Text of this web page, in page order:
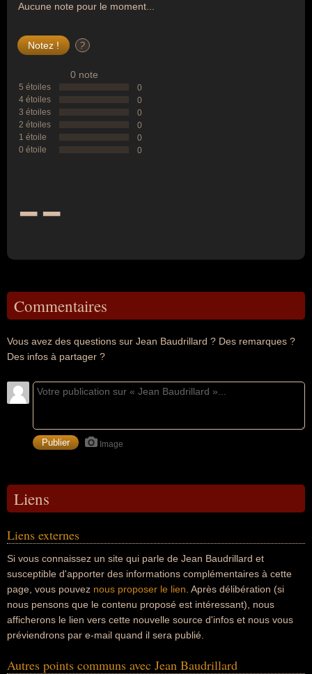
Aucune note pour le moment...
?
0 note
5 étoiles
0
4 étoiles
0
3 étoiles
0
2 étoiles
0
1 étoile
0
0 étoile
0
--
Commentaires
Vous avez des questions sur Jean Baudrillard ? Des remarques ?
Des infos à partager ?
Image
Liens
Liens externes
Si vous connaissez un site qui parle de Jean Baudrillard et
susceptible d'apporter des informations complémentaires à cette
page, vous pouvez nous proposer le lien . Après délibération (si
nous pensons que le contenu proposé est intéressant), nous
afficherons le lien vers cette nouvelle source d'infos et nous vous
préviendrons par e-mail quand il sera publié.
Autres points communs avec Jean Baudrillard